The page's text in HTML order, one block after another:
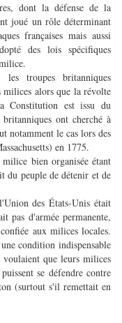
dont la défense de la
joué un rôle déterminant
françaises mais aussi
des lois spécifiques
les troupes britanniques
milices alors que la révolte
Constitution est issu du
ont cherché à
notamment le cas lors des
en 1775.
bien organisée étant
du peuple de détenir et de
des États-Unis était
pas d'armée permanente,
aux milices locales.
condition indispensable
voulaient que leurs milices
se défendre contre
(surtout s'il remettait en